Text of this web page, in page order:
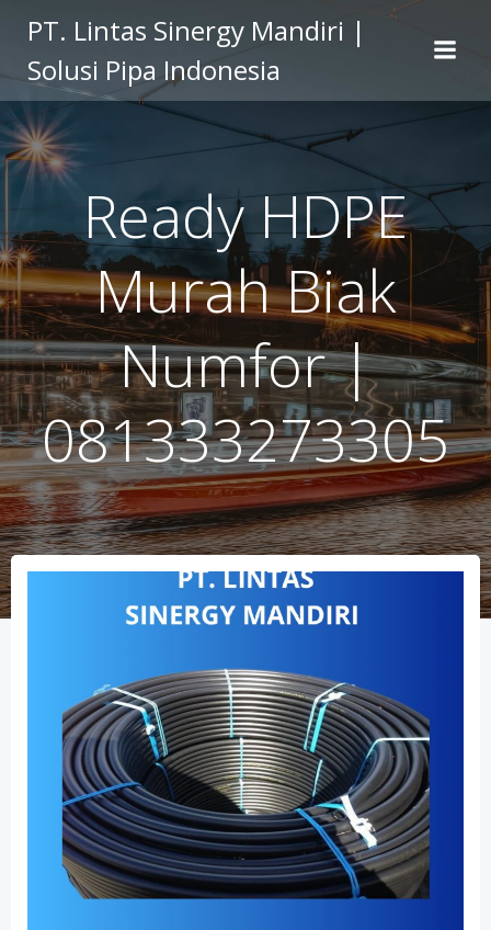
to
content
PT. Lintas Sinergy Mandiri |
Solusi Pipa Indonesia
Ready HDPE
Murah Biak
Numfor |
081333273305